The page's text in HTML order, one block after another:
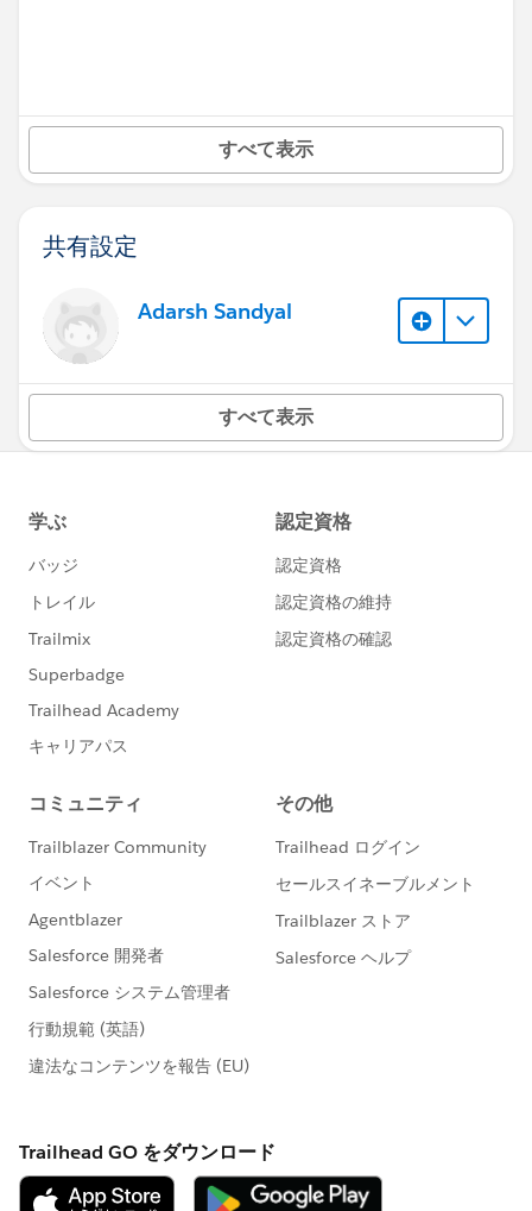
すべて表示
共有設定
Adarsh Sandyal
すべて表示